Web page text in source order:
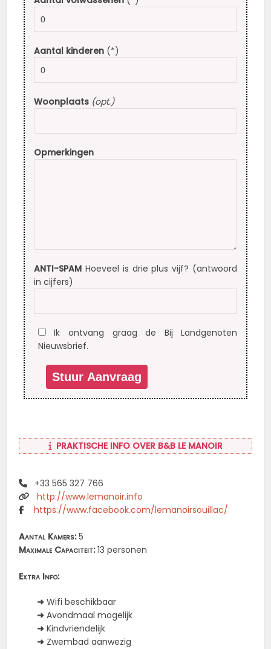
Aantal kinderen(*)
Woonplaats (opt.)
Opmerkingen
ANTI-SPAMHoeveel is drie plus vijf? (antwoord
in cijfers)
Ik ontvang graag de Bij Landgenoten
Nieuwsbrief.
PRAKTISCHE INFO OVER B&B LE MANOIR
+33 565 327 766
http://www.lemanoir.info
https://www.facebook.com/lemanoirsouillac/
Aantal Kamers:5
Maximale Capaciteit:13 personen
Extra Info:
➜ Wifi beschikbaar
➜ Avondmaal mogelijk
➜ Kindvriendelijk
➜ Zwembad aanwezig